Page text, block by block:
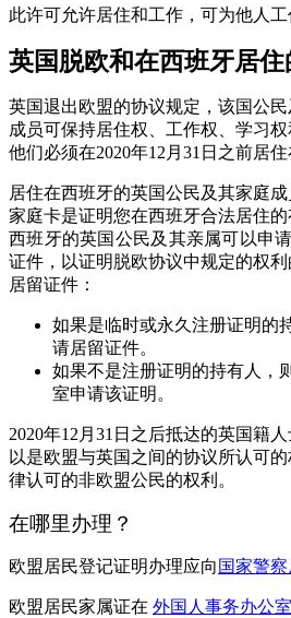
此许可允许居住和工作，可为他人工
英国脱欧和在西班牙居住
英国退出欧盟的协议规定，该国公
成员可保持居住权、工作权、学习
他们必须在2020年12月31日之前居住
居住在西班牙的英国公民及其家庭
家庭卡是证明您在西班牙合法居住
西班牙的英国公民及其亲属可以申
证件，以证明脱欧协议中规定的权
居留证件：
如果是临时或永久注册证明的
请居留证件。
如果不是注册证明的持有人，
室申请该证明。
2020年12月31日之后抵达的英国籍
以是欧盟与英国之间的协议所认可
律认可的非欧盟公民的权利。
在哪里办理？
欧盟居民登记证明办理应向 国家警
欧盟居民家属证在 外国人事务办公室